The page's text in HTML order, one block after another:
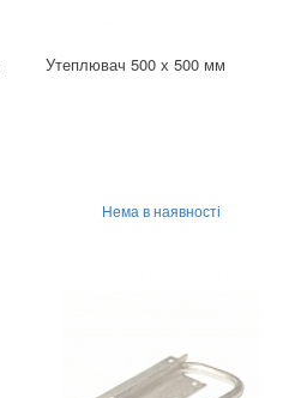
Утеплювач 500 х 500 мм
Нема в наявності